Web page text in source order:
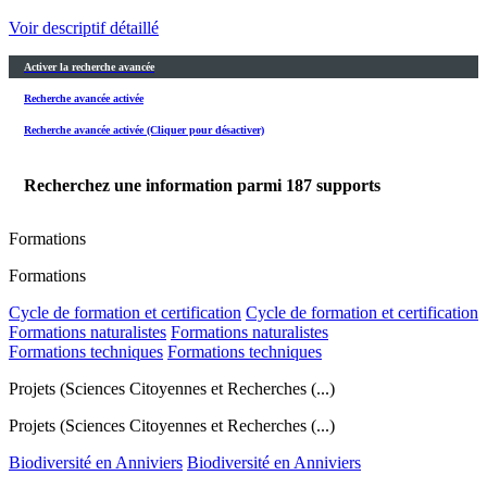
Voir descriptif détaillé
Activer la recherche avancée
Recherche avancée activée
Recherche avancée activée (Cliquer pour désactiver)
Recherchez une information parmi 187 supports
Formations
Formations
Cycle de formation et certification Cycle de formation et certification
Formations naturalistes Formations naturalistes
Formations techniques Formations techniques
Projets (Sciences Citoyennes et Recherches (...)
Projets (Sciences Citoyennes et Recherches (...)
Biodiversité en Anniviers Biodiversité en Anniviers